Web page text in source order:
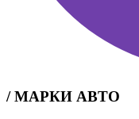
/ МАРКИ АВТО